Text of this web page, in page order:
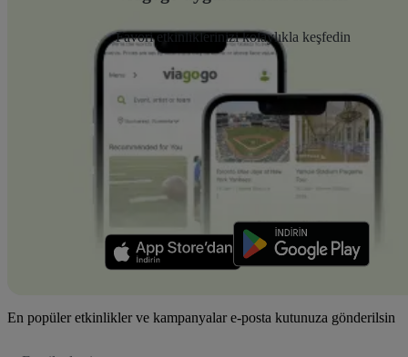
Favori etkinliklerinizi kolaylıkla keşfedin
En popüler etkinlikler ve kampanyalar e-posta kutunuza gönderilsin